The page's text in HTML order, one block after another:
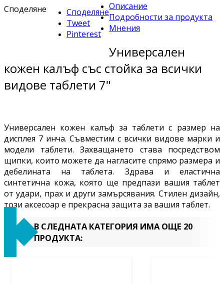
Споделяне
Споделяне
Tweet
Pinterest
Описание
Подробности за продукта
Мнения
Универсален
кожен калъф със стойка за всички
видове таблети 7"
Универсален кожен калъф за таблети с размер на
дисплея 7 инча. Съвместим с всички видове марки и
модели таблети. Захващането става посредством
щипки, които можете да нагласите спрямо размера и
дебелината на таблета. Здрава и еластична
синтетична кожа, която ще предпази вашия таблет
от удари, прах и други замърсявания. Стилен дизайн,
този аксесоар е прекрасна защита за вашия таблет.
В СЛЕДНАТА КАТЕГОРИЯ ИМА ОЩЕ 20
ПРОДУКТА: